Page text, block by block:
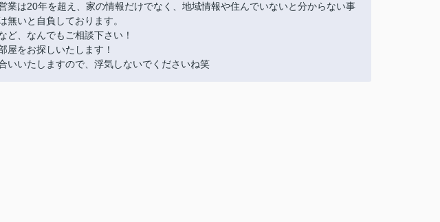
業は20年を超え、家の情報だけでなく、地域情報や住んでいないと分からない事
無いと自負しております。
ど、なんでもご相談下さい！
屋をお探しいたします！
いいたしますので、浮気しないでくださいね笑